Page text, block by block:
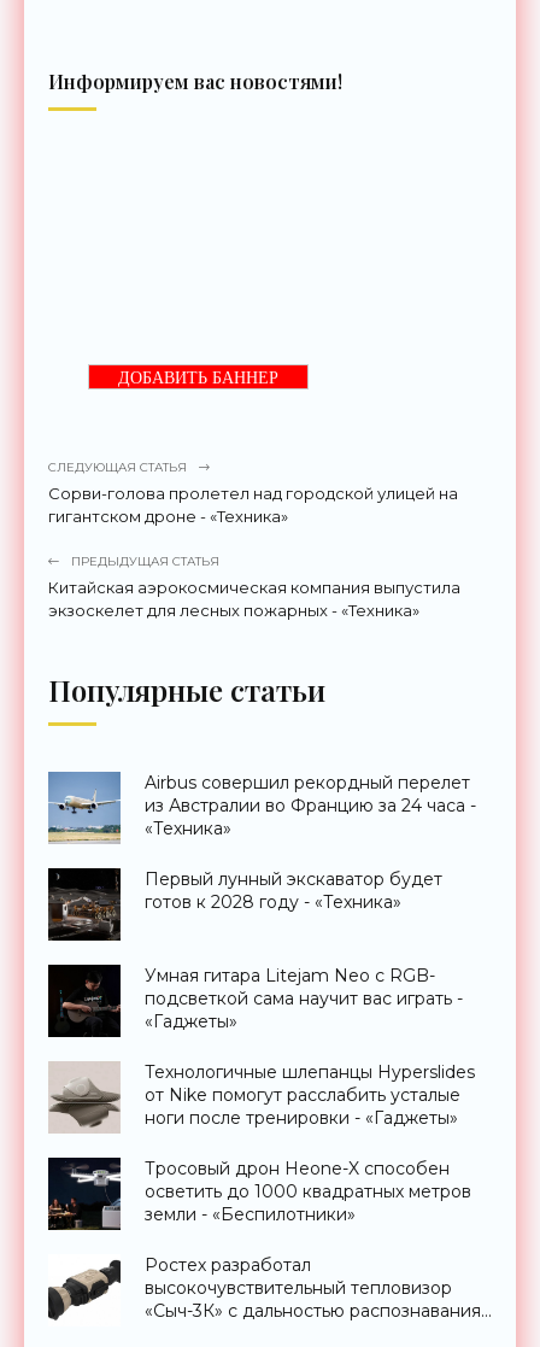
Информируем вас новостями!
ДОБАВИТЬ БАННЕР
СЛЕДУЮЩАЯ СТАТЬЯ
Сорви-голова пролетел над городской улицей на
гигантском дроне - «Техника»
ПРЕДЫДУЩАЯ СТАТЬЯ
Китайская аэрокосмическая компания выпустила
экзоскелет для лесных пожарных - «Техника»
Популярные статьи
Airbus совершил рекордный перелет
из Австралии во Францию за 24 часа -
«Техника»
Первый лунный экскаватор будет
готов к 2028 году - «Техника»
Умная гитара Litejam Neo с RGB-
подсветкой сама научит вас играть -
«Гаджеты»
Технологичные шлепанцы Hyperslides
от Nike помогут расслабить усталые
ноги после тренировки - «Гаджеты»
Тросовый дрон Heone-X способен
осветить до 1000 квадратных метров
земли - «Беспилотники»
Ростех разработал
высокочувствительный тепловизор
«Сыч-3К» с дальностью распознавания